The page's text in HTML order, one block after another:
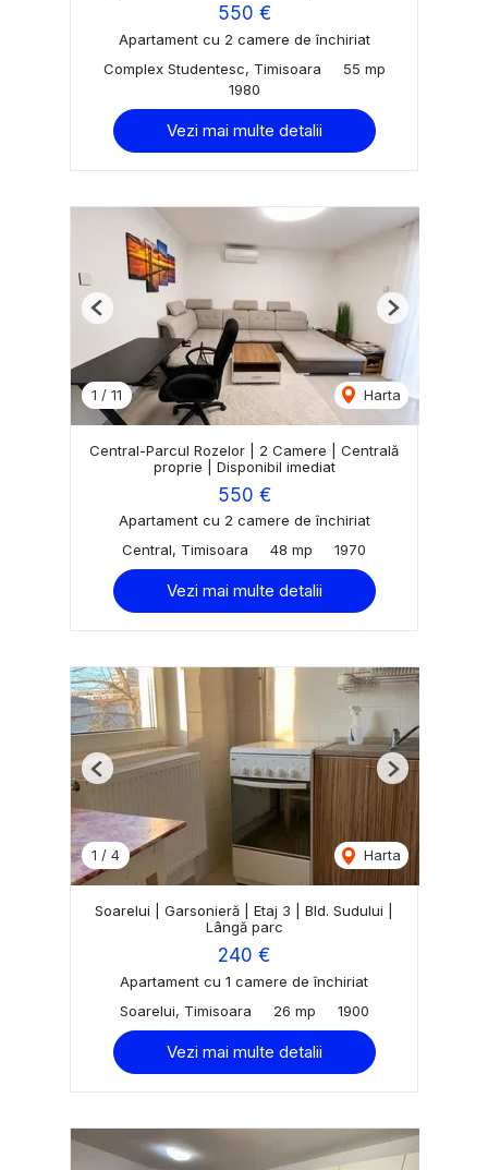
550 €
Apartament cu 2 camere de închiriat
Complex Studentesc, Timisoara
55 mp
1980
Vezi mai multe detalii
1 / 11 Harta
Previous Next
Central-Parcul Rozelor | 2 Camere | Centrală
proprie | Disponibil imediat
550 €
Apartament cu 2 camere de închiriat
Central, Timisoara
48 mp 1970
Vezi mai multe detalii
1 / 4 Harta
Previous Next
Soarelui | Garsonieră | Etaj 3 | Bld. Sudului |
Lângă parc
240 €
Apartament cu 1 camere de închiriat
Soarelui, Timisoara
26 mp 1900
Vezi mai multe detalii